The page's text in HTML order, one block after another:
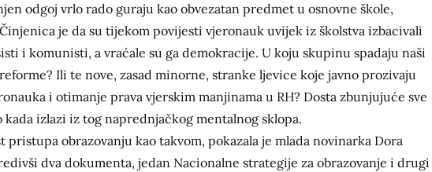
odgoj vrlo rado guraju kao obvezatan predmet u osnovne škole,
je da su tijekom povijesti vjeronauk uvijek iz školstva izbacivali
i komunisti, a vraćale su ga demokracije. U koju skupinu spadaju naši
Ili te nove, zasad minorne, stranke ljevice koje javno prozivaju
i otimanje prava vjerskim manjinama u RH? Dosta zbunjujuće sve
izlazi iz tog naprednjačkog mentalnog sklopa.
pristupa obrazovanju kao takvom, pokazala je mlada novinarka Dora
dva dokumenta, jedan Nacionalne strategije za obrazovanje i drugi